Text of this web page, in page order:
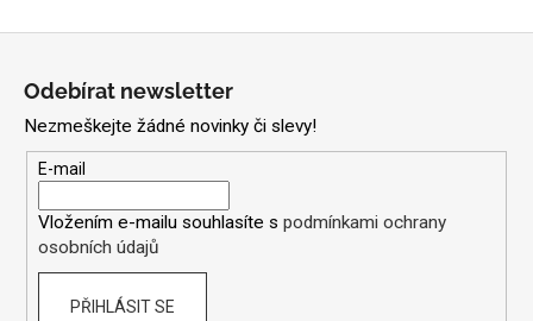
Odebírat newsletter
Nezmeškejte žádné novinky či slevy!
E-mail
Vložením e-mailu souhlasíte s podmínkami ochrany
osobních údajů
PŘIHLÁSIT SE